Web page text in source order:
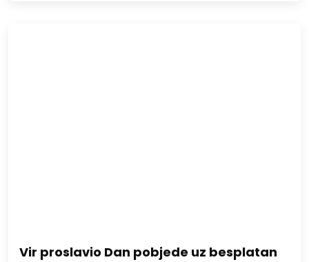
Vir proslavio Dan pobjede uz besplatan